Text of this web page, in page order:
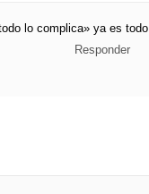
lo complica» ya es todo
Responder